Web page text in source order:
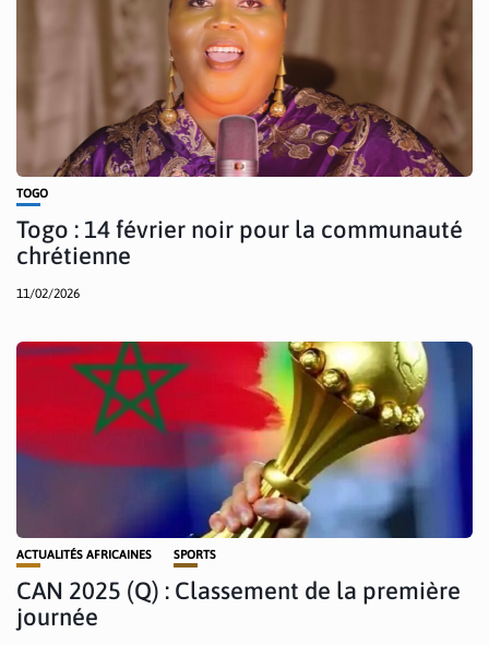
TOGO
Togo : 14 février noir pour la communauté
chrétienne
11/02/2026
ACTUALITÉS AFRICAINES SPORTS
CAN 2025 (Q) : Classement de la première
journée